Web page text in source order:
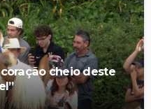
cheio deste